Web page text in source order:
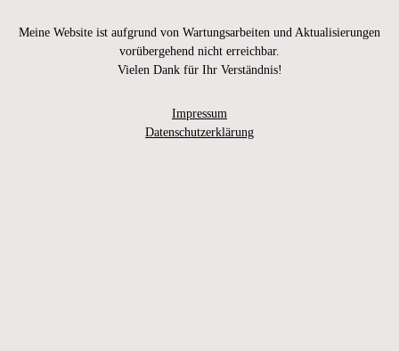
Meine Website ist aufgrund von Wartungsarbeiten und Aktualisierungen
vorübergehend nicht erreichbar.
Vielen Dank für Ihr Verständnis!
Impressum
Datenschutzerklärung